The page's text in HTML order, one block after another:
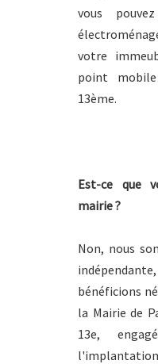
vous
votre
point
13ème.
Est-ce que
mairie ?
Non, nous
bénéficions
la Mairie de
13e,
l'implantation